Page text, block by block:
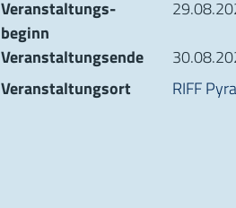
Informationen zur
Veranstal­tungs­
beginn
Veranstal­tungs­ende
Veranstaltungsort
RIFF